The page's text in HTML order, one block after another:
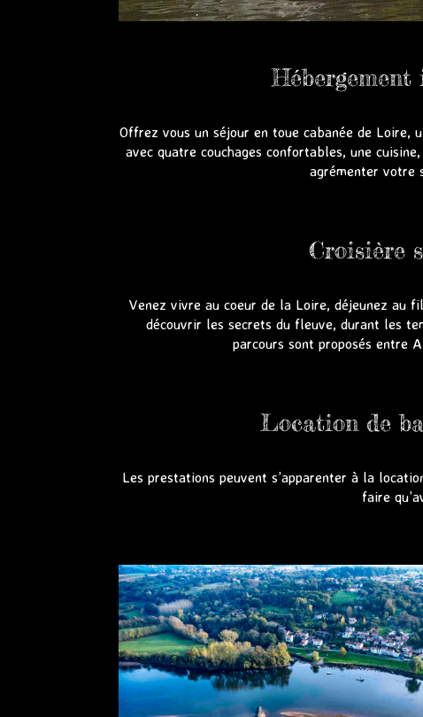
Offrez vous un séjour en toue cabanée de Loire,
avec quatre couchages confortables, une
agrémenter votre
Croisière
Venez vivre au coeur de la Loire, déjeunez au
découvrir les secrets du fleuve, durant les
parcours sont proposés entre
Location de
Les prestations peuvent s’apparenter à la
faire